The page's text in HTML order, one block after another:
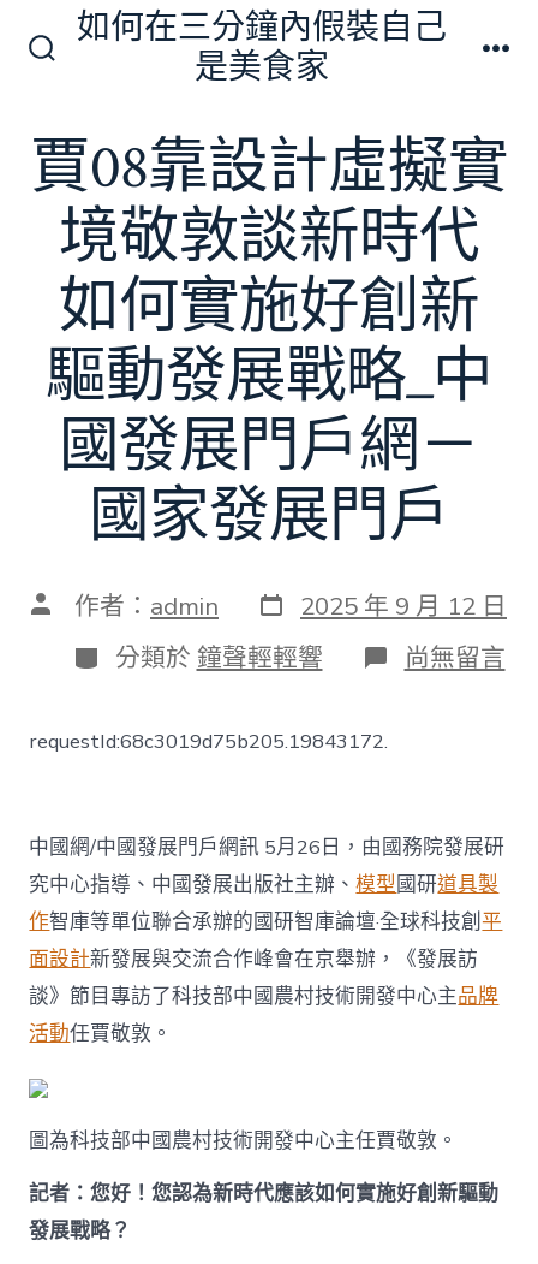
換
開
關
如何在三分鐘內假裝自己
是美食家
賈08靠設計虛擬實
境敬敦談新時代
如何實施好創新
驅動發展戰略_中
國發展門戶網－
國家發展門戶
文 作者： admin 發
表
日
期
2025 年 9 月 12 日
分
類
分類於 鐘聲輕輕響 在
〈賈
實
境
敬
敦
談
新
時
好
新
驅
尚無留言
requestId:68c3019d75b205.19843172.
中國網/中國發展門戶網訊 5月26日，由國務院發展研
究中心指導、中國發展出版社主辦、模型國研道具製
作智庫等單位聯合承辦的國研智庫論壇·全球科技創平
面設計新發展與交流合作峰會在京舉辦，《發展訪
談》節目專訪了科技部中國農村技術開發中心主品牌
活動任賈敬敦。
圖為科技部中國農村技術開發中心主任賈敬敦。
記者：您好！您認為新時代應該如何實施好創新驅動
發展戰略？